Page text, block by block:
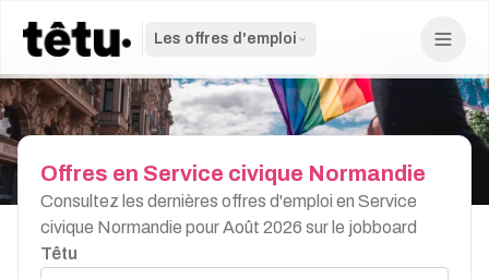
Les offres d'emploi
Offres en Service civique Normandie
Consultez les dernières offres d'emploi en Service
civique Normandie pour Août 2026 sur le jobboard
Têtu
Rechercher par job, mot-clé ou entreprise